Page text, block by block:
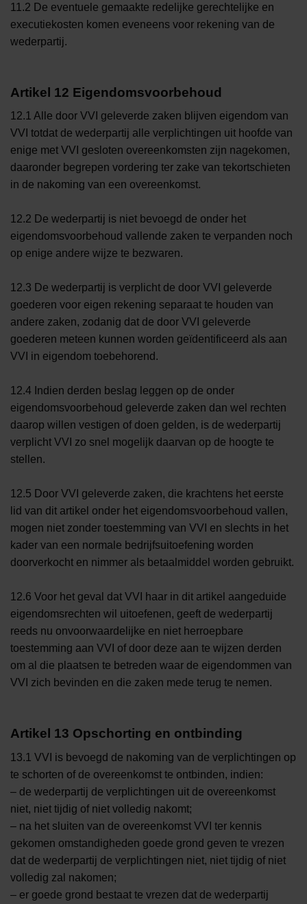
11.2 De eventuele gemaakte redelijke gerechtelijke en
executiekosten komen eveneens voor rekening van de
wederpartij.
Artikel 12 Eigendomsvoorbehoud
12.1 Alle door VVI geleverde zaken blijven eigendom van
VVI totdat de wederpartij alle verplichtingen uit hoofde van
enige met VVI gesloten overeenkomsten zijn nagekomen,
daaronder begrepen vordering ter zake van tekortschieten
in de nakoming van een overeenkomst.
12.2 De wederpartij is niet bevoegd de onder het
eigendomsvoorbehoud vallende zaken te verpanden noch
op enige andere wijze te bezwaren.
12.3 De wederpartij is verplicht de door VVI geleverde
goederen voor eigen rekening separaat te houden van
andere zaken, zodanig dat de door VVI geleverde
goederen meteen kunnen worden geïdentificeerd als aan
VVI in eigendom toebehorend.
12.4 Indien derden beslag leggen op de onder
eigendomsvoorbehoud geleverde zaken dan wel rechten
daarop willen vestigen of doen gelden, is de wederpartij
verplicht VVI zo snel mogelijk daarvan op de hoogte te
stellen.
12.5 Door VVI geleverde zaken, die krachtens het eerste
lid van dit artikel onder het eigendomsvoorbehoud vallen,
mogen niet zonder toestemming van VVI en slechts in het
kader van een normale bedrijfsuitoefening worden
doorverkocht en nimmer als betaalmiddel worden gebruikt.
12.6 Voor het geval dat VVI haar in dit artikel aangeduide
eigendomsrechten wil uitoefenen, geeft de wederpartij
reeds nu onvoorwaardelijke en niet herroepbare
toestemming aan VVI of door deze aan te wijzen derden
om al die plaatsen te betreden waar de eigendommen van
VVI zich bevinden en die zaken mede terug te nemen.
Artikel 13 Opschorting en ontbinding
13.1 VVI is bevoegd de nakoming van de verplichtingen op
te schorten of de overeenkomst te ontbinden, indien:
– de wederpartij de verplichtingen uit de overeenkomst
niet, niet tijdig of niet volledig nakomt;
– na het sluiten van de overeenkomst VVI ter kennis
gekomen omstandigheden goede grond geven te vrezen
dat de wederpartij de verplichtingen niet, niet tijdig of niet
volledig zal nakomen;
– er goede grond bestaat te vrezen dat de wederpartij